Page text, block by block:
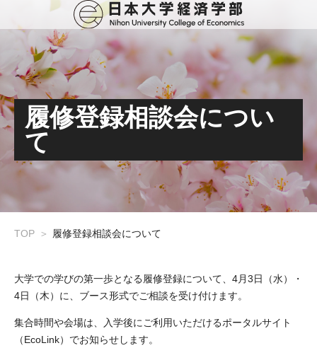
履修登録相談会につい
て
TOP 履修登録相談会について
大学での学びの第一歩となる履修登録について、4月3日（水）・
4日（木）に、ブース形式でご相談を受け付けます。
集合時間や会場は、入学後にご利用いただけるポータルサイト
（EcoLink）でお知らせします。